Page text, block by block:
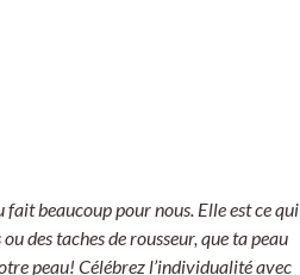
fait beaucoup pour nous. Elle est ce qui
des taches de rousseur, que ta peau
peau! Célébrez l’individualité avec